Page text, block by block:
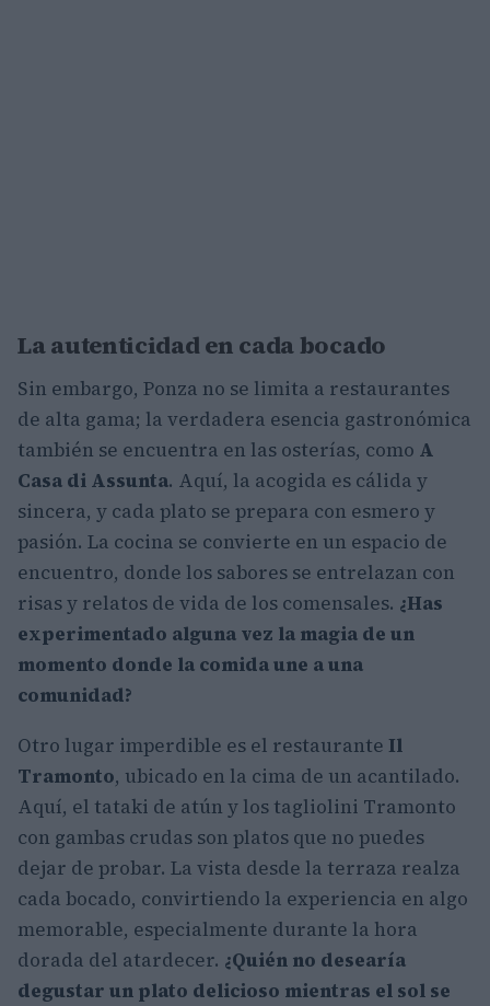
La autenticidad en cada bocado
Sin embargo, Ponza no se limita a restaurantes
de alta gama; la verdadera esencia gastronómica
también se encuentra en las osterías, como A
Casa di Assunta. Aquí, la acogida es cálida y
sincera, y cada plato se prepara con esmero y
pasión. La cocina se convierte en un espacio de
encuentro, donde los sabores se entrelazan con
risas y relatos de vida de los comensales. ¿Has
experimentado alguna vez la magia de un
momento donde la comida une a una
comunidad?
Otro lugar imperdible es el restaurante Il
Tramonto, ubicado en la cima de un acantilado.
Aquí, el tataki de atún y los tagliolini Tramonto
con gambas crudas son platos que no puedes
dejar de probar. La vista desde la terraza realza
cada bocado, convirtiendo la experiencia en algo
memorable, especialmente durante la hora
dorada del atardecer. ¿Quién no desearía
degustar un plato delicioso mientras el sol se